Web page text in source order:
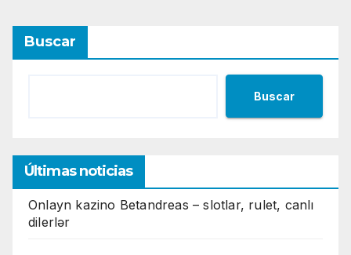
Buscar
Buscar
Últimas noticias
Onlayn kazino Betandreas – slotlar, rulet, canlı
dilerlər